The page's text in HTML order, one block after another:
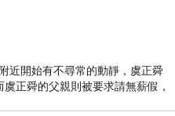
開始有不尋常的動靜，虞正舜
正舜的父親則被要求請無薪假，